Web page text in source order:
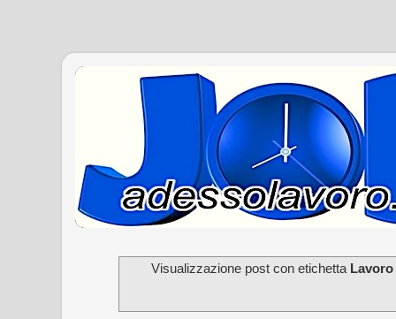
Visualizzazione post con etichetta